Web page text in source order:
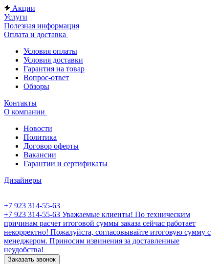
Акции
Услуги
Полезная информация
Оплата и доставка
Условия оплаты
Условия доставки
Гарантия на товар
Вопрос-ответ
Обзоры
Контакты
О компании
Новости
Политика
Договор оферты
Вакансии
Гарантии и сертификаты
Дизайнеры
+7 923 314-55-63
+7 923 314-55-63 Уважаемые клиенты! По техническим
причинам расчет итоговой суммы заказа сейчас работает
некорректно! Пожалуйста, согласовывайте итоговую сумму с
менеджером. Приносим извинения за доставленные
неудобства!
Заказать звонок